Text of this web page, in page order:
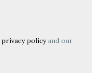
privacy policyand our